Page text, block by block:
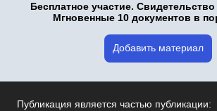
Бесплатное участие. Свидетельство
Мгновенные 10 документов в
Добавить материал
Публикация является частью публикации: